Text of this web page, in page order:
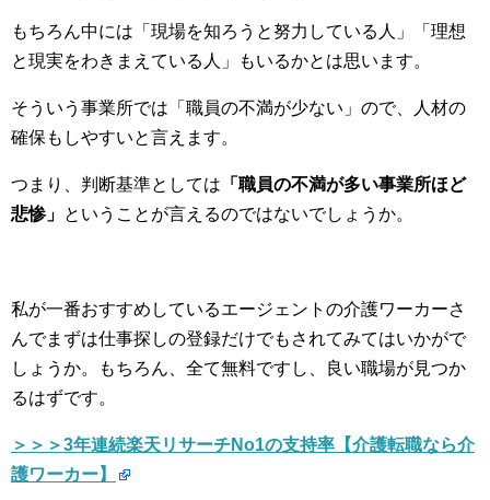
もちろん中には「現場を知ろうと努力している人」「理想
と現実をわきまえている人」もいるかとは思います。
そういう事業所では「職員の不満が少ない」ので、人材の
確保もしやすいと言えます。
つまり、判断基準としては 「職員の不満が多い事業所ほど
悲惨」 ということが言えるのではないでしょうか。
私が一番おすすめしているエージェントの介護ワーカーさ
んでまずは仕事探しの登録だけでもされてみてはいかがで
しょうか。もちろん、全て無料ですし、良い職場が見つか
るはずです。
＞＞＞3年連続楽天リサーチNo1の支持率【介護転職なら介
護ワーカー】